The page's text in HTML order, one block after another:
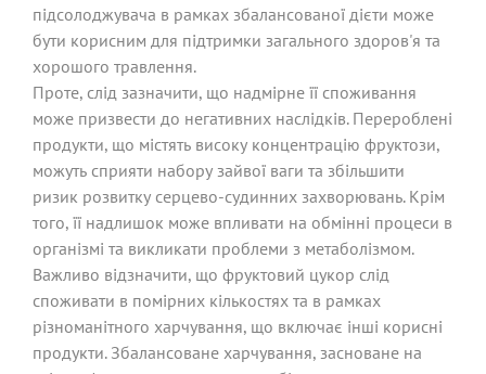
підсолоджувача в рамках збалансованої дієти може
бути корисним для підтримки загального здоров'я та
хорошого травлення.
Проте, слід зазначити, що надмірне її споживання
може призвести до негативних наслідків. Перероблені
продукти, що містять високу концентрацію фруктози,
можуть сприяти набору зайвої ваги та збільшити
ризик розвитку серцево-судинних захворювань. Крім
того, її надлишок може впливати на обмінні процеси в
організмі та викликати проблеми з метаболізмом.
Важливо відзначити, що фруктовий цукор слід
споживати в помірних кількостях та в рамках
різноманітного харчування, що включає інші корисні
продукти. Збалансоване харчування, засноване на